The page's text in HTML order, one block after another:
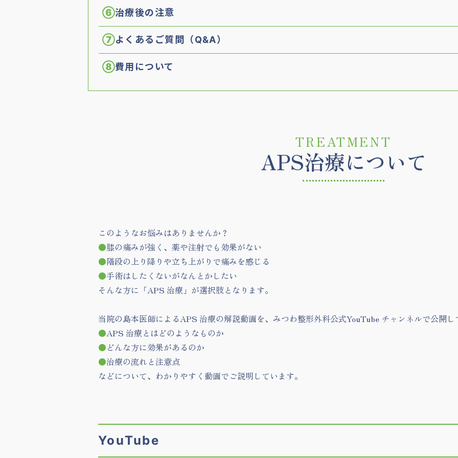
⑥治療後の注意
⑦よくあるご質問（Q&A）
⑧費用について
TREATMENT
APS治療について
このようなお悩みはありませんか？
●膝の痛みが強く、薬や注射でも効果がない
●階段の上り降りや立ち上がりで痛みを感じる
●手術はしたくないがなんとかしたい
そんな方に「APS 治療」が選択肢となります。
当院の島本医師によるAPS 治療の解説動画を、みつわ整形外科公式YouTube チャンネルで公開し
●APS 治療とはどのようなものか
●どんな方に効果があるのか
●治療の流れと注意点
などについて、わかりやすく動画でご説明しています。
YouTube